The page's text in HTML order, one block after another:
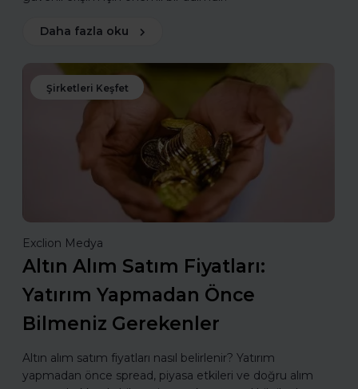
Daha fazla oku
Şirketleri Keşfet
Exclion Medya
Altın Alım Satım Fiyatları:
Yatırım Yapmadan Önce
Bilmeniz Gerekenler
Altın alım satım fiyatları nasıl belirlenir? Yatırım
yapmadan önce spread, piyasa etkileri ve doğru alım